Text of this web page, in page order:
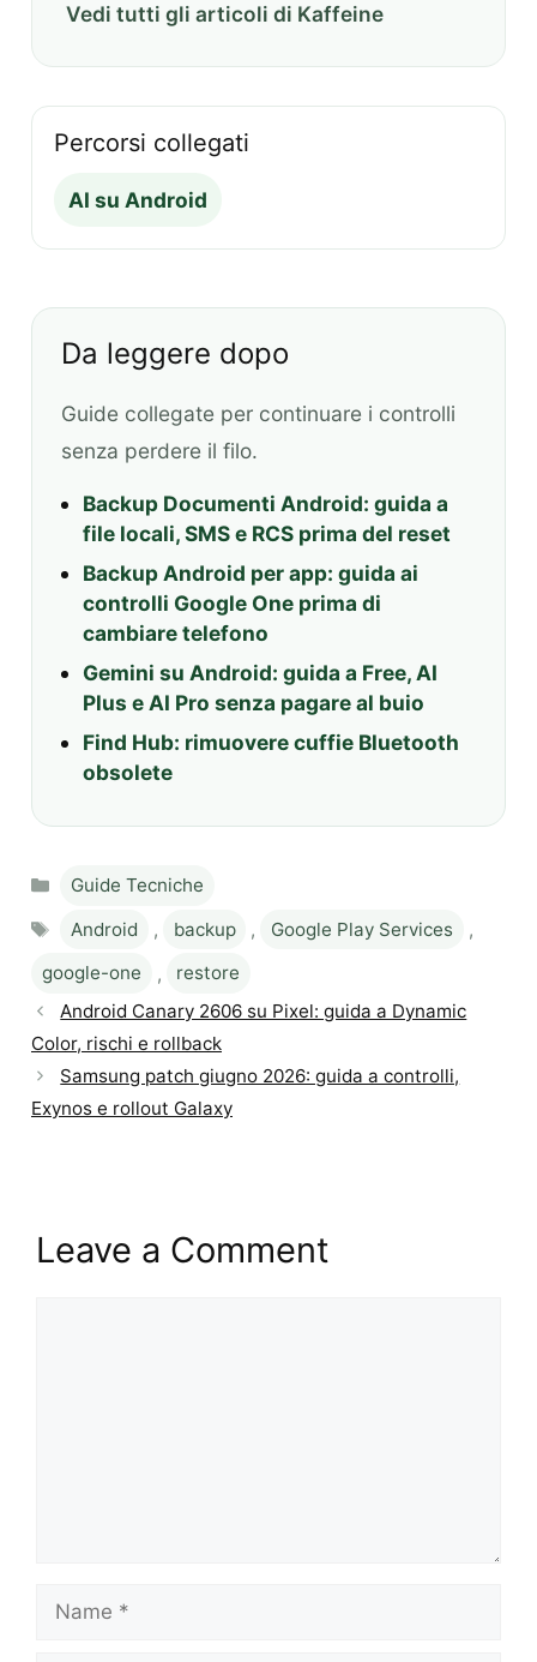
Vedi tutti gli articoli di Kaffeine
Percorsi collegati
AI su Android
Da leggere dopo
Guide collegate per continuare i controlli
senza perdere il filo.
Backup Documenti Android: guida a
file locali, SMS e RCS prima del reset
Backup Android per app: guida ai
controlli Google One prima di
cambiare telefono
Gemini su Android: guida a Free, AI
Plus e AI Pro senza pagare al buio
Find Hub: rimuovere cuffie Bluetooth
obsolete
Categories
Guide Tecniche
Tags
Android , backup , Google Play Services
,
google-one
,
restore
Android Canary 2606 su Pixel: guida a Dynamic
Color, rischi e rollback
Samsung patch giugno 2026: guida a controlli,
Exynos e rollout Galaxy
Leave a Comment
Name